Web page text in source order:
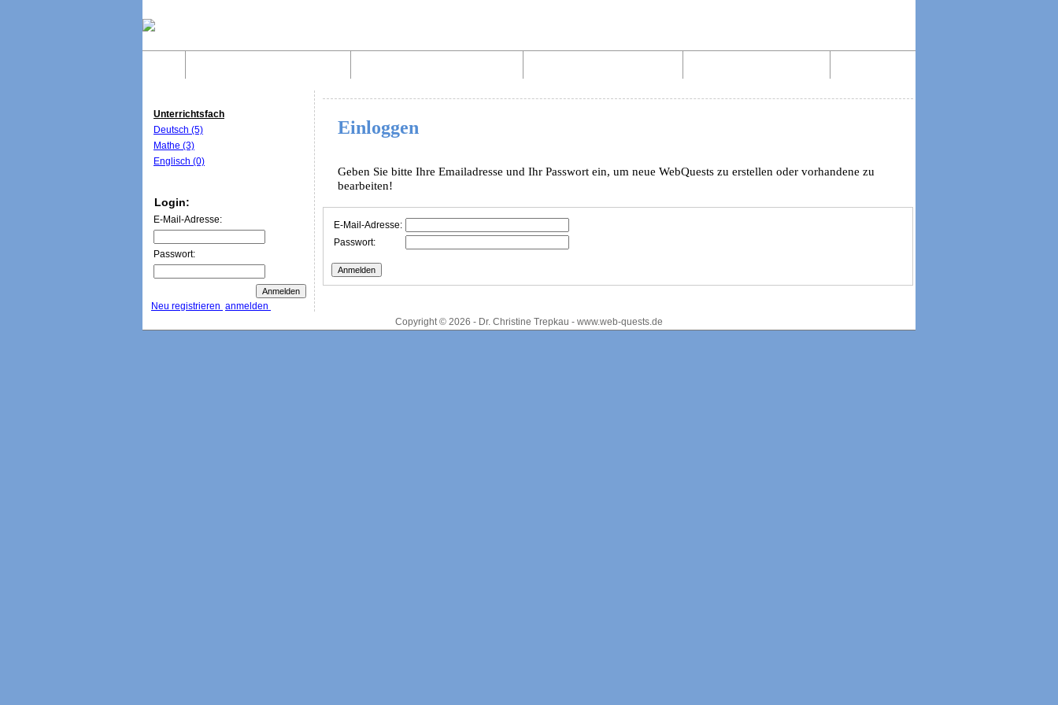
Unterrichtsfach
Deutsch (5)
Mathe (3)
Englisch (0)
Login:
E-Mail-Adresse:
Passwort:
Neu registrieren anmelden
Einloggen
Geben Sie bitte Ihre Emailadresse und Ihr Passwort ein, um neue WebQuests zu erstellen oder vorhandene zu
bearbeiten!
E-Mail-Adresse:
Passwort:
Copyright © 2026 - Dr. Christine Trepkau - www.web-quests.de